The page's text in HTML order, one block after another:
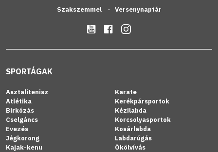
Szakszemmel Versenynaptár
SPORTÁGAK
Asztalitenisz
Atlétika
Birkózás
Cselgáncs
Evezés
Jégkorong
Kajak-kenu
Karate
Kerékpársportok
Kézilabda
Korcsolyasportok
Kosárlabda
Labdarúgás
Ökölvívás